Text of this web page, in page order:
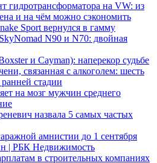
гидротрансформатора на VW: из
и на чём можно сэкономить
Sport вернулся в гамму
N90 и N70: двойная
и Cayman): наперекор судьбе
связанная с алкоголем: шесть
стадии
на мозг мужчин среднего
назвала 5 самых частых
амнистии до 1 сентября
| РБК Недвижимость
в строительных компаниях